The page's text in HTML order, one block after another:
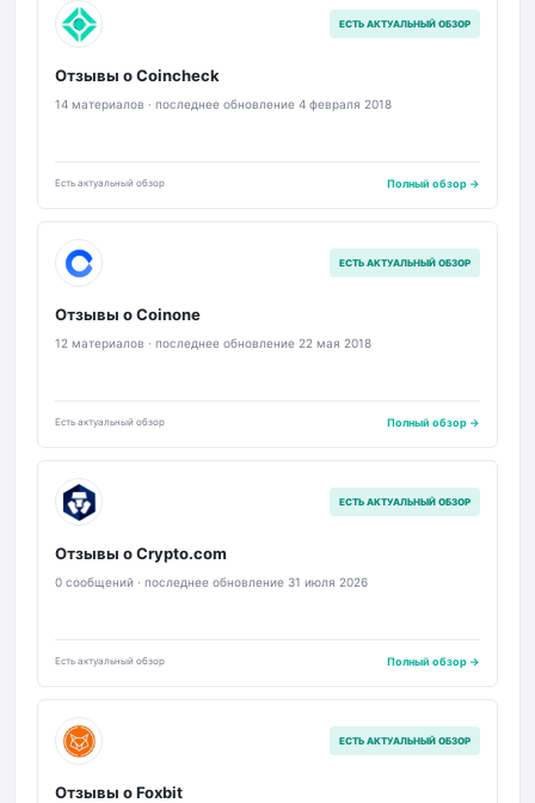
C ЕСТЬ АКТУАЛЬНЫЙ ОБЗОР
Отзывы о Coincheck
14 материалов · последнее обновление 4 февраля 2018
Есть актуальный обзор Полный обзор →
C1 ЕСТЬ АКТУАЛЬНЫЙ ОБЗОР
Отзывы о Coinone
12 материалов · последнее обновление 22 мая 2018
Есть актуальный обзор Полный обзор →
C ЕСТЬ АКТУАЛЬНЫЙ ОБЗОР
Отзывы о Crypto.com
0 сообщений · последнее обновление 31 июля 2026
Есть актуальный обзор Полный обзор →
FX ЕСТЬ АКТУАЛЬНЫЙ ОБЗОР
Отзывы о Foxbit